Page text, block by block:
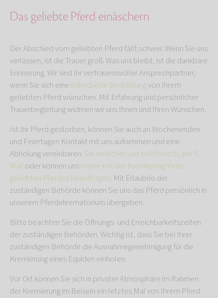
Das geliebte Pferd einäschern
Der Abschied vom geliebten Pferd fällt schwer. Wenn Sie uns
verlassen, ist die Trauer groß. Was uns bleibt, ist die dankbare
Erinnerung. Wir sind Ihr vertrauensvoller Ansprechpartner,
wenn Sie sich eine individuelle Bestattungvon Ihrem
geliebten Pferd wünschen. Mit Erfahrung und persönlicher
Trauerbegleitung widmen wir uns Ihnen und Ihren Wünschen.
Ist Ihr Pferd gestorben, können Sie auch an Wochenenden
und Feiertagen Kontakt mit uns aufnehmen und eine
Abholung vereinbaren. Sie erreichen uns telefonisch, per E-
Mail oder können unsonline mit der Kremierung Ihres
geliebten Pferdes beauftragen. Mit Erlaubnis der
zuständigen Behörde können Sie uns das Pferd persönlich in
unserem Pferdekrematorium übergeben.
Bitte beachten Sie die Öffnungs- und Erreichbarkeitszeiten
der zuständigen Behörden. Wichtig ist, dass Sie bei Ihrer
zuständigen Behörde die Ausnahmegenehmigung für die
Kremierung eines Equiden einholen.
Vor Ort können Sie sich in privater Atmosphäre im Rahmen
der Kremierung im Beisein ein letztes Mal von Ihrem Pferd